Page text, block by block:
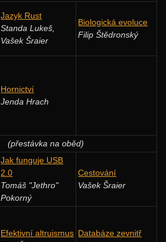
Jazyk Rust
Standa Lukeš,
Vašek Šraier
Biologická evoluce
Filip Štědronský
Hornictví
Jenda Hrach
(přestávka na oběd)
Jak funguje USB
2.0
Tomáš "Jethro"
Pokorný
Cestování
Vašek Šraier
Efektivní altruismus Databáze zevnitř